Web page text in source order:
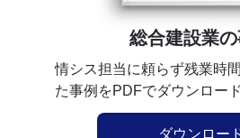
総合建設業の
情シス担当に頼らず残業時
た事例をPDFでダウンロー
ダウンロー